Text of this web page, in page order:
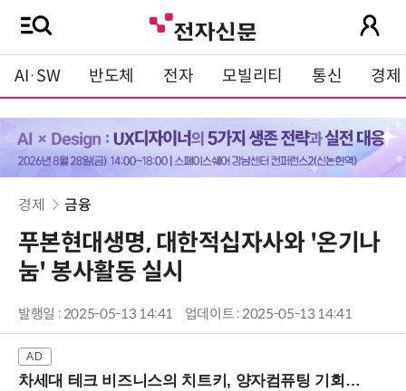
AI·SW 반도체 전자 모빌리티 통신 경제
경제 금융
푸본현대생명, 대한적십자사와 '온기나
눔' 봉사활동 실시
발행일 : 2025-05-13 14:41 업데이트 : 2025-05-13 14:41
차세대 테크 비즈니스의 치트키, 양자컴퓨팅 기회를 선점하라! (8/28 강남역)